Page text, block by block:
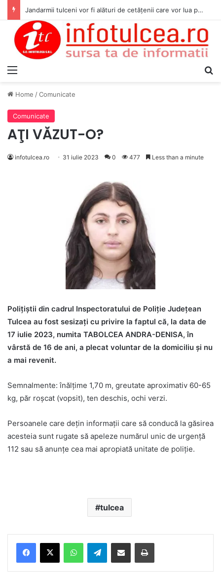
Jandarmii tulceni vor fi alături de cetățenii care vor lua parte la Festivalul Folk Țestos
Home /Comunicate
Comunicate
AŢI VĂZUT-O?
infotulcea.ro 31 iulie 2023 0 477 Less than a minute
Polițiștii din cadrul Inspectoratului de Poliție Județean
Tulcea au fost sesizați cu privire la faptul că, la data de
17 iulie 2023, numita TABOLCEA ANDRA-DENISA, în
vârstă de 16 de ani, a plecat voluntar de la domiciliu şi nu
a mai revenit.
Semnalmente: înălţime 1,70 m, greutate aproximativ 60-65
kg, păr roșcat (vopsit), ten deschis, ochi verzi.
Persoanele care dețin informații care să conducă la găsirea
acesteia sunt rugate să apeleze numărul unic de urgență
112 sau să anunțe cea mai apropiată unitate de poliție.
tulcea
Telegram